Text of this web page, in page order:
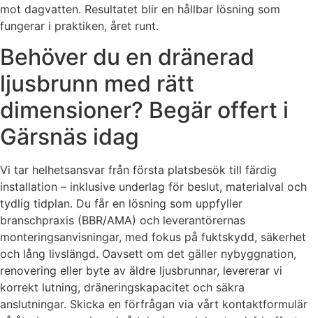
mot dagvatten. Resultatet blir en hållbar lösning som
fungerar i praktiken, året runt.
Behöver du en dränerad
ljusbrunn med rätt
dimensioner? Begär offert i
Gärsnäs idag
Vi tar helhetsansvar från första platsbesök till färdig
installation – inklusive underlag för beslut, materialval och
tydlig tidplan. Du får en lösning som uppfyller
branschpraxis (BBR/AMA) och leverantörernas
monteringsanvisningar, med fokus på fuktskydd, säkerhet
och lång livslängd. Oavsett om det gäller nybyggnation,
renovering eller byte av äldre ljusbrunnar, levererar vi
korrekt lutning, dräneringskapacitet och säkra
anslutningar. Skicka en förfrågan via vårt kontaktformulär